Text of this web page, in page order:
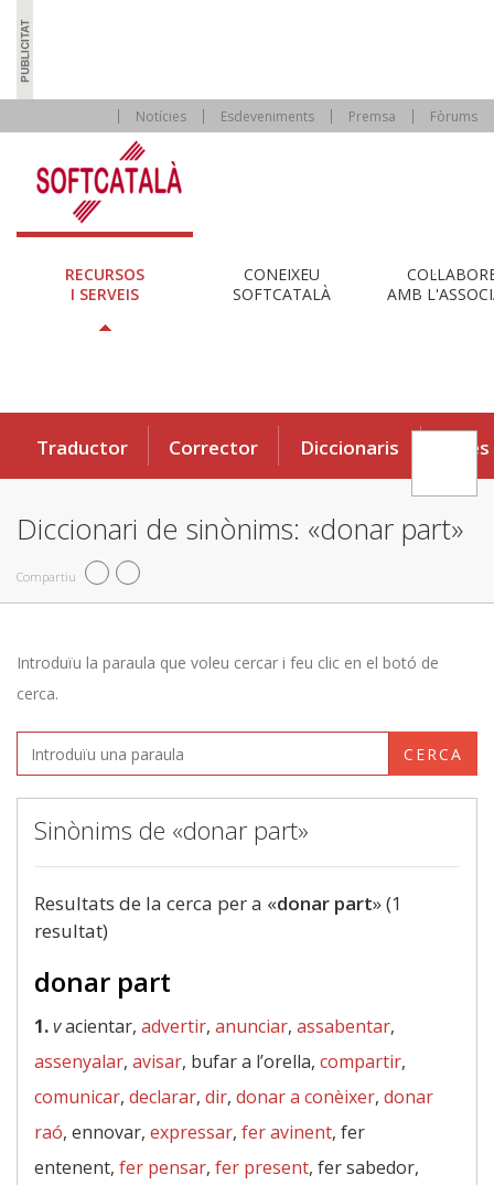
Notícies Esdeveniments Premsa Fòrums
RECURSOS
I SERVEIS
CONEIXEU
SOFTCATALÀ
AMB
Traductor Corrector Diccionaris Eines
Diccionari de sinònims: «donar part»
Compartiu
Introduïu la paraula que voleu cercar i feu clic en el botó de
cerca.
CERCA
Sinònims de «donar part»
Resultats de la cerca per a «donar part» (1
resultat)
donar part
1.vacientar, advertir, anunciar, assabentar,
assenyalar, avisar, bufar a l’orella, compartir,
comunicar, declarar, dir, donar a conèixer, donar
raó, ennovar, expressar, fer avinent, fer
entenent, fer pensar, fer present, fer sabedor,